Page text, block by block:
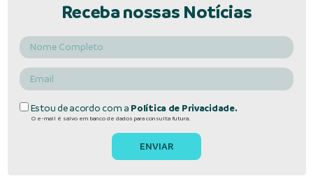
Receba nossas Notícias
Estou de acordo com a Política de Privacidade.
O e-mail é salvo em banco de dados para consulta futura.